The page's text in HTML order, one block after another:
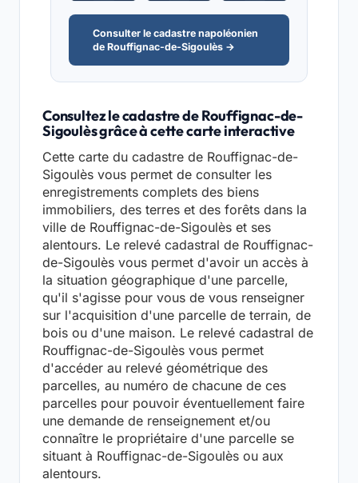
Consulter le cadastre napoléonien
de Rouffignac-de-Sigoulès →
Consultez le cadastre de Rouffignac-de-
Sigoulès grâce à cette carte interactive
Cette carte du cadastre de Rouffignac-de-
Sigoulès vous permet de consulter les
enregistrements complets des biens
immobiliers, des terres et des forêts dans la
ville de Rouffignac-de-Sigoulès et ses
alentours. Le relevé cadastral de Rouffignac-
de-Sigoulès vous permet d'avoir un accès à
la situation géographique d'une parcelle,
qu'il s'agisse pour vous de vous renseigner
sur l'acquisition d'une parcelle de terrain, de
bois ou d'une maison. Le relevé cadastral de
Rouffignac-de-Sigoulès vous permet
d'accéder au relevé géométrique des
parcelles, au numéro de chacune de ces
parcelles pour pouvoir éventuellement faire
une demande de renseignement et/ou
connaître le propriétaire d'une parcelle se
situant à Rouffignac-de-Sigoulès ou aux
alentours.